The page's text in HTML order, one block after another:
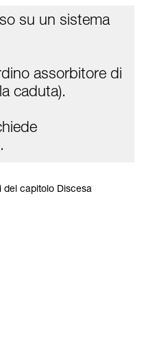
su un sistema
assorbitore di
caduta).
del capitolo Discesa